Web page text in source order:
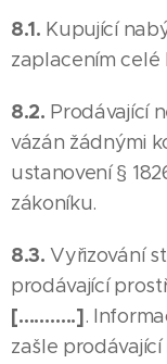
8.1. Kupující
zaplacením celé
8.2. Prodávající
vázán žádnými
ustanovení §
zákoníku.
8.3.Vyřizování
prodávající
[………..].
zašle